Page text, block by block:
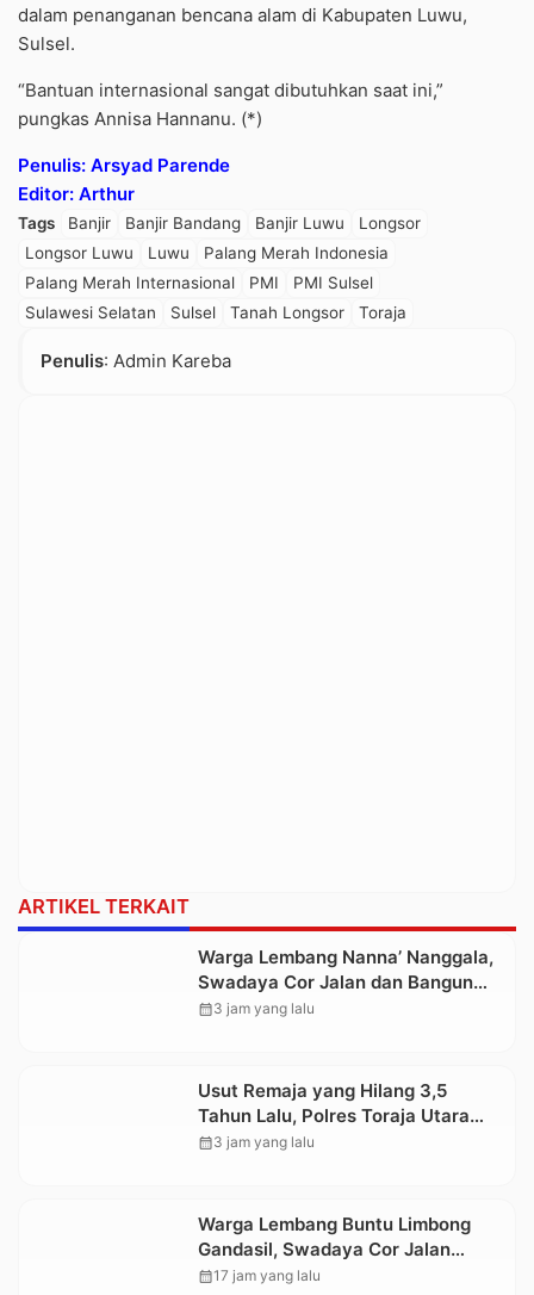
dalam penanganan bencana alam di Kabupaten Luwu,
Sulsel.
“Bantuan internasional sangat dibutuhkan saat ini,”
pungkas Annisa Hannanu. (*)
Penulis: Arsyad Parende
Editor: Arthur
Tags Banjir Banjir Bandang Banjir Luwu
Longsor
Longsor Luwu
Luwu
Palang Merah Indonesia
Palang Merah Internasional
PMI
PMI Sulsel
Sulawesi Selatan
Sulsel Tanah Longsor Toraja
Penulis: Admin Kareba
ARTIKEL TERKAIT
Warga Lembang Nanna’ Nanggala,
Swadaya Cor Jalan dan Bangun
Jembatan
calendar_month3 jam yang lalu
Usut Remaja yang Hilang 3,5
Tahun Lalu, Polres Toraja Utara
Kembali Datangi TKP
calendar_month3 jam yang lalu
Warga Lembang Buntu Limbong
Gandasil, Swadaya Cor Jalan
Sepanjang 500 Meter
calendar_month17 jam yang lalu